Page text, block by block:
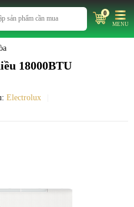
0
MENU
18000BTU
Electrolux